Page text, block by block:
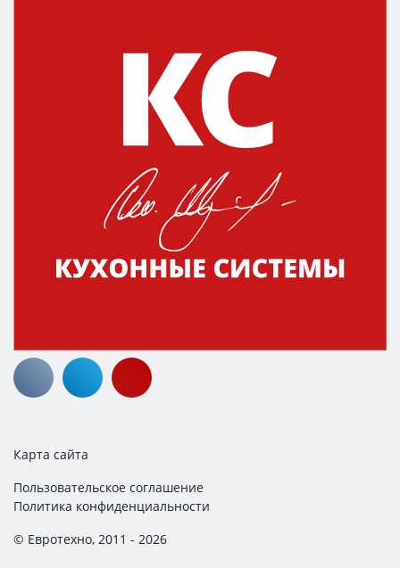
Карта сайта
Пользовательское соглашение
Политика конфиденциальности
© Евротехно, 2011 - 2026